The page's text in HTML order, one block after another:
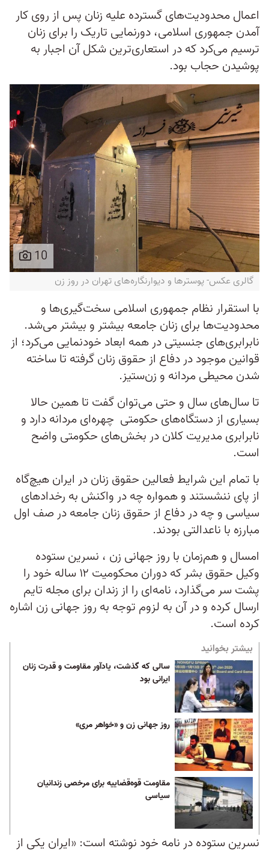
اعمال محدودیت‌های گسترده علیه زنان پس از روی کار
آمدن جمهوری اسلامی، دورنمایی تاریک را برای زنان
ترسیم می‌کرد که در استعاری‌ترین شکل آن اجبار به
پوشیدن حجاب بود.
10
گالری عکس- پوسترها و دیوارنگاره‌های تهران در روز زن
با استقرار نظام جمهوری اسلامی سخت‌گیری‌ها و
محدودیت‌ها برای زنان جامعه بیشتر و بیشتر می‌شد.
نابرابری‌های جنسیتی در همه ابعاد خودنمایی می‌کرد؛ از
قوانین موجود در دفاع از حقوق زنان گرفته تا ساخته
شدن محیطی مردانه و زن‌ستیز.
تا سال‌های سال و حتی می‌توان گفت تا همین حالا
بسیاری از دستگاه‌های حکومتی چهره‌ای مردانه دارد و
نابرابری مدیریت کلان در بخش‌های حکومتی واضح
است.
با تمام این شرایط فعالین حقوق زنان در ایران هیچ‌گاه
از پای ننشستند و همواره چه در واکنش به رخدادهای
سیاسی و چه در دفاع از حقوق زنان جامعه در صف اول
مبارزه با ناعدالتی بودند.
امسال و هم‌زمان با روز جهانی زن ، نسرین ستوده
وکیل حقوق بشر که دوران محکومیت ۱۲ ساله خود را
پشت سر می‌گذارد، نامه‌ای را از زندان برای مجله تایم
ارسال کرده و در آن به لزوم توجه به روز جهانی زن اشاره
کرده است.
بیشتر بخوانید
سالی که گذشت، یادآور مقاومت و قدرت زنان
ایرانی بود
روز جهانی زن و «خواهر مری»
مقاومت قوه‌قضاییه برای مرخصی زندانیان
سیاسی
نسرین ستوده در نامه خود نوشته است: «ایران یکی از